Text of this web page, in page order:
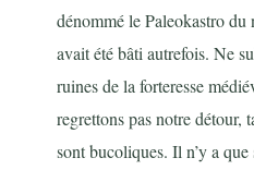
dénommé le Paleokastro
avait été bâti autrefois. Ne
ruines de la forteresse
regrettons pas notre détour,
sont bucoliques. Il n’y a